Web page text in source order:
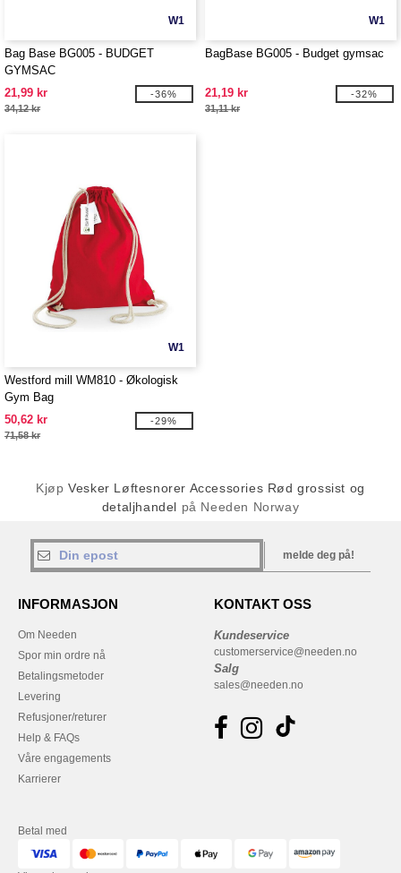
W1
Bag Base BG005 - BUDGET
GYMSAC
21,99 kr
34,12 kr
-36%
W1
BagBase BG005 - Budget gymsac
21,19 kr
31,11 kr
-32%
W1
Westford mill WM810 - Økologisk
Gym Bag
50,62 kr
71,58 kr
-29%
KjøpVesker Løftesnorer Accessories Rød grossist og
detaljhandel på Needen Norway
melde deg på!
INFORMASJON
Om Needen
Spor min ordre nå
Betalingsmetoder
Levering
Refusjoner/returer
Help & FAQs
Våre engagements
Karrierer
KONTAKT OSS
Kundeservice
customerservice@needen.no
Salg
sales@needen.no
Betal med